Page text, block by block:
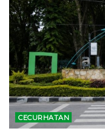
CECURHATAN